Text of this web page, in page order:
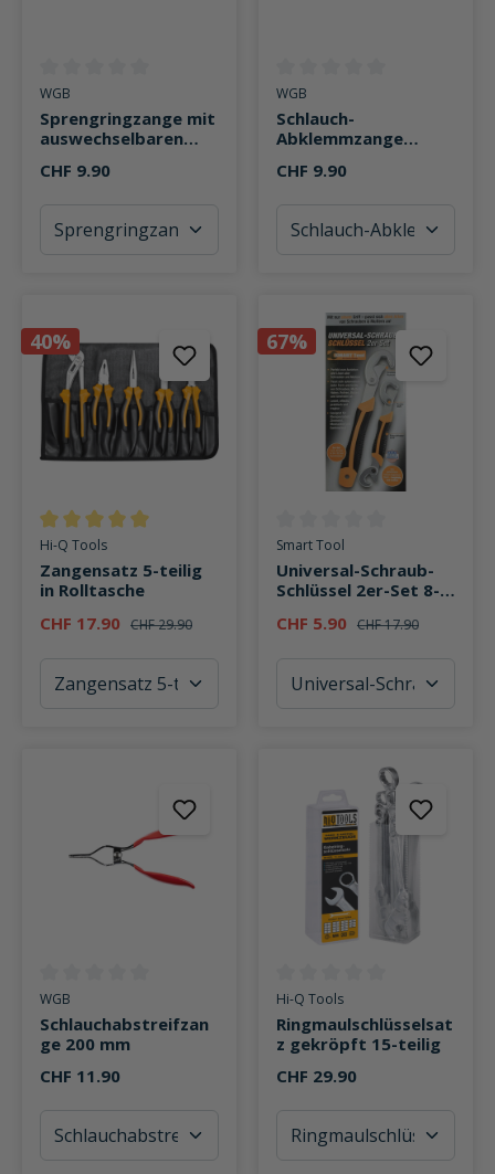
Durchschnittliche Bewertung von 0 von 5 Sternen
WGB
Sprengringzange mit
auswechselbaren
teilig
CHF 9.90
Durchschnittliche Bewertung
WGB
Schlauch-
Abklemmzange
CHF 9.90
40%
Durchschnittliche Bewertung von 5 von 5 Sternen
Hi-Q Tools
Zangensatz 5-teilig
in Rolltasche
CHF 17.90 CHF 29.90
67%
Durchschnittliche Bewertung
Smart Tool
Universal-Schraub-
Schlüssel 2er-Set 8-
CHF 5.90 CHF 17.90
Durchschnittliche Bewertung von 0 von 5 Sternen
WGB
Schlauchabstreifzan
ge 200 mm
CHF 11.90
Durchschnittliche Bewertung
Hi-Q Tools
Ringmaulschlüsselsat
z gekröpft 15-teilig
CHF 29.90